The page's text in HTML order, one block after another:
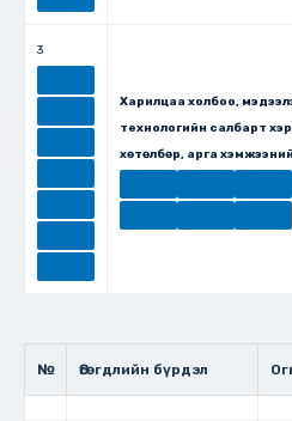
3
Харилцаа холбоо,
технологийн салбарт
хөтөлбөр, арга
№ Өгөгдлийн бүрдэл